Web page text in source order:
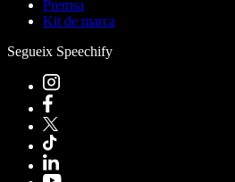
Premsa
Kit de marca
Segueix Speechify